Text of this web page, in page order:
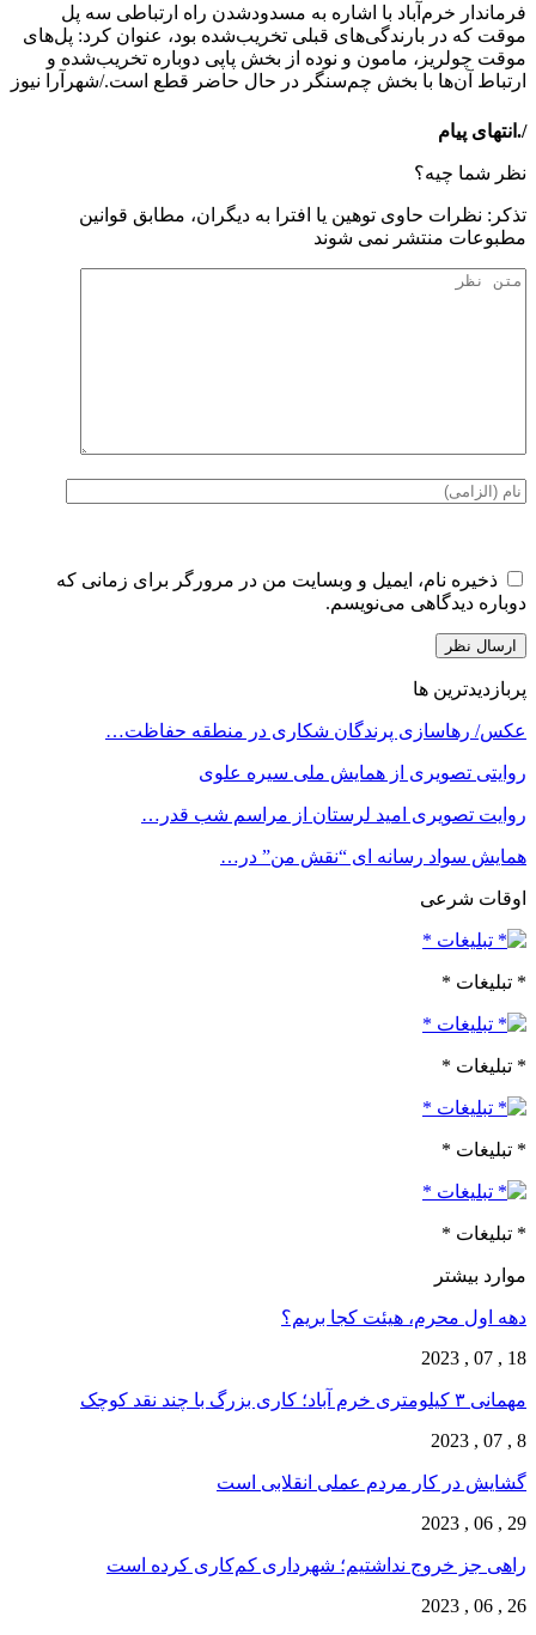
فرماندار خرم‌آباد با اشاره به مسدودشدن راه ارتباطی سه پل
موقت که در بارندگی‌های قبلی تخریب‌شده بود، عنوان کرد: پل‌های
موقت چولریز، مامون و نوده از بخش پاپی دوباره تخریب‌شده و
ارتباط آن‌ها با بخش چم‌سنگر در حال حاضر قطع است./شهرآرا نیوز
/.انتهای پیام
نظر شما چیه؟
تذكر: نظرات حاوی توهين يا افترا به ديگران، مطابق قوانين
مطبوعات منتشر نمی شوند
ذخیره نام، ایمیل و وبسایت من در مرورگر برای زمانی که
دوباره دیدگاهی می‌نویسم.
پربازدیدترین ها
عکس/ رهاسازی پرندگان شکاری در منطقه حفاظت…
روایتی تصویری از همایش ملی سیره علوی
روایت تصویری امید لرستان از مراسم شب قدر…
همایش سواد رسانه ای “نقش من” در…
اوقات شرعی
* تبلیغات *
* تبلیغات *
* تبلیغات *
* تبلیغات *
موارد بیشتر
دهه اول محرم، هیئت کجا بریم؟
18 , 07 , 2023
مهمانی ۳ کیلومتری خرم آباد؛ کاری بزرگ با چند نقد کوچک
8 , 07 , 2023
گشایش در کار مردم عملی انقلابی است
29 , 06 , 2023
راهی جز خروج نداشتیم؛ شهرداری کم‌کاری کرده است
26 , 06 , 2023